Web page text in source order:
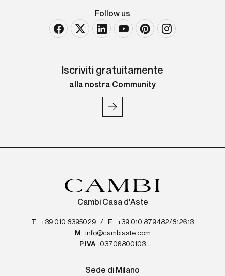
Follow us
Iscriviti gratuitamente
alla nostra Community
Cambi Casa d'Aste
T +39 010 8395029 / F
+39 010 879482/812613
M
info@cambiaste.com
P.IVA
03706800103
Sede di Milano